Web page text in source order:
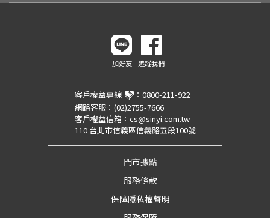
加好友 追蹤我們
客戶權益專線 ： 0800-211-922
網路客服： (02)2755-7666
客戶權益信箱： cs@sinyi.com.tw
110 台北市信義區信義路五段100號
門市據點
服務條款
保障隱私權聲明